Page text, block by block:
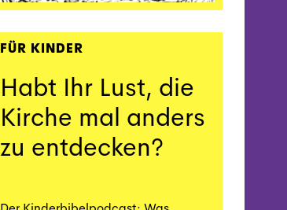
FÜR KINDER
Habt Ihr Lust, die
Kirche mal anders
zu entdecken?